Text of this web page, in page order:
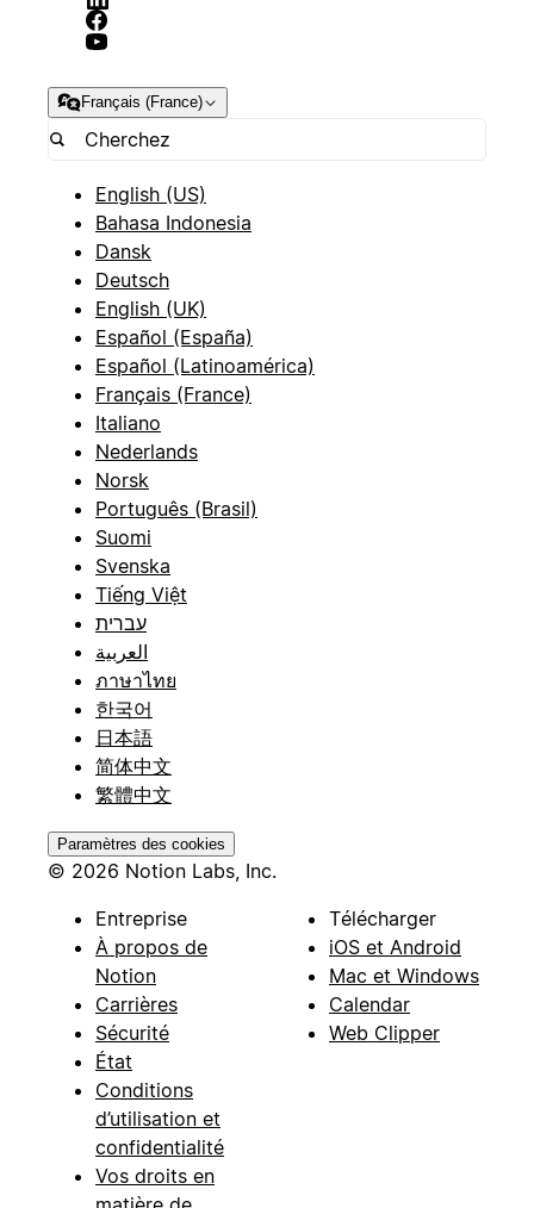
Français (France)
English (US)
Bahasa Indonesia
Dansk
Deutsch
English (UK)
Español (España)
Español (Latinoamérica)
Français (France)
Italiano
Nederlands
Norsk
Português (Brasil)
Suomi
Svenska
Tiếng Việt
עברית
العربية
ภาษาไทย
한국어
日本語
简体中文
繁體中文
Paramètres des cookies
© 2026 Notion Labs, Inc.
Entreprise
À propos de
Notion
Carrières
Sécurité
État
Conditions
d’utilisation et
confidentialité
Vos droits en
Télécharger
iOS et Android
Mac et Windows
Calendar
Web Clipper